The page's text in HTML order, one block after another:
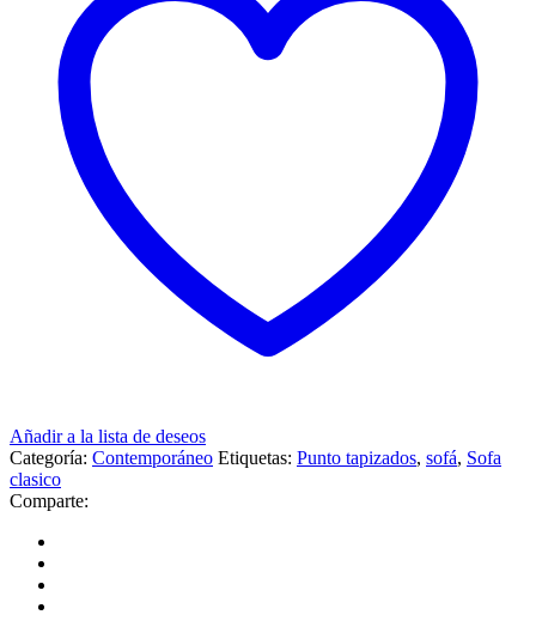
Añadir a la lista de deseos
Categoría: Contemporáneo Etiquetas: Punto tapizados, sofá, Sofa
clasico
Comparte: